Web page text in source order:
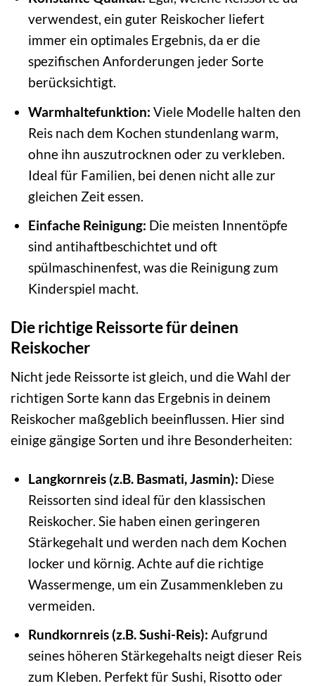
verwendest, ein guter Reiskocher liefert
immer ein optimales Ergebnis, da er die
spezifischen Anforderungen jeder Sorte
berücksichtigt.
Warmhaltefunktion: Viele Modelle halten den
Reis nach dem Kochen stundenlang warm,
ohne ihn auszutrocknen oder zu verkleben.
Ideal für Familien, bei denen nicht alle zur
gleichen Zeit essen.
Einfache Reinigung: Die meisten Innentöpfe
sind antihaftbeschichtet und oft
spülmaschinenfest, was die Reinigung zum
Kinderspiel macht.
Die richtige Reissorte für deinen
Reiskocher
Nicht jede Reissorte ist gleich, und die Wahl der
richtigen Sorte kann das Ergebnis in deinem
Reiskocher maßgeblich beeinflussen. Hier sind
einige gängige Sorten und ihre Besonderheiten:
Langkornreis (z.B. Basmati, Jasmin): Diese
Reissorten sind ideal für den klassischen
Reiskocher. Sie haben einen geringeren
Stärkegehalt und werden nach dem Kochen
locker und körnig. Achte auf die richtige
Wassermenge, um ein Zusammenkleben zu
vermeiden.
Rundkornreis (z.B. Sushi-Reis): Aufgrund
seines höheren Stärkegehalts neigt dieser Reis
zum Kleben. Perfekt für Sushi, Risotto oder